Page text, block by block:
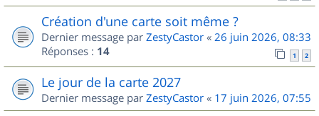
Création d'une carte soit même ?
Dernier message par ZestyCastor « 26 juin 2026, 08:33
Réponses : 14 1 2
Le jour de la carte 2027
Dernier message par ZestyCastor « 17 juin 2026, 07:55